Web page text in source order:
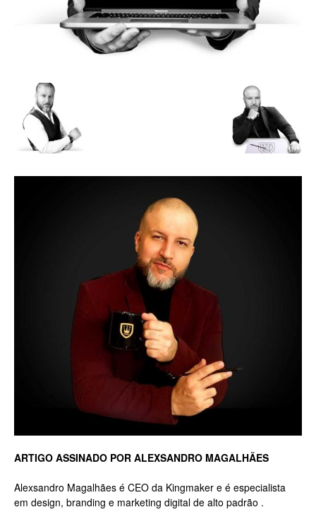
Premium
na
Rua
Haddock
Lobo,
Jardins
ARTIGO ASSINADO POR ALEXSANDRO MAGALHÃES
Alexsandro Magalhães é CEO da Kingmaker e é especialista
em design, branding e marketing digital de alto padrão .